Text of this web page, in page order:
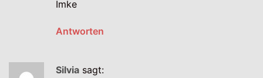
Imke
Antworten
Silvia sagt: